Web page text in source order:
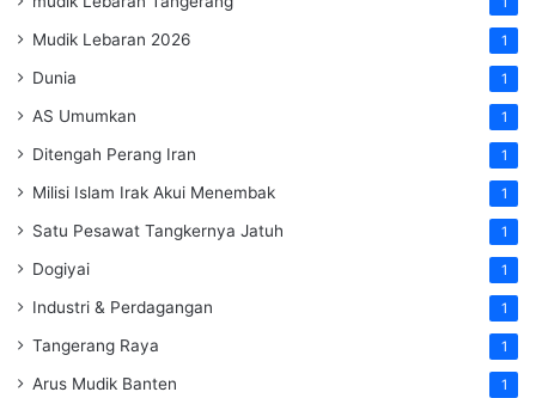
Mudik Lebaran 2026 1
Dunia 1
AS Umumkan 1
Ditengah Perang Iran 1
Milisi Islam Irak Akui Menembak 1
Satu Pesawat Tangkernya Jatuh 1
Dogiyai 1
Industri & Perdagangan 1
Tangerang Raya 1
Arus Mudik Banten 1